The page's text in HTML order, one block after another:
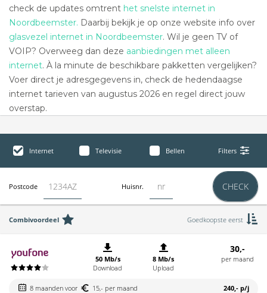
check de updates omtrent het snelste internet in
Noordbeemster. Daarbij bekijk je op onze website info over
glasvezel internet in Noordbeemster. Wil je geen TV of
VOIP? Overweeg dan deze aanbiedingen met alleen
internet. À la minute de beschikbare pakketten vergelijken?
Voer direct je adresgegevens in, check de hedendaagse
internet tarieven van augustus 2026 en regel direct jouw
overstap.
Internet Televisie Bellen Filters
Postcode Huisnr. CHECK
Combivoordeel Goedkoopste eerst
50 Mb/s
Download
8 Mb/s
Upload
30,-
per maand
8 maanden voor 15,- per maand 240,- p/j